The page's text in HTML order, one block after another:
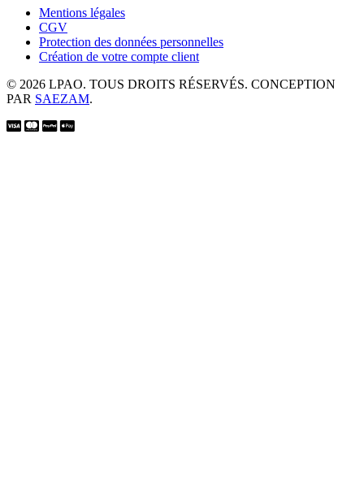
Mentions légales
CGV
Protection des données personnelles
Création de votre compte client
© 2026 LPAO. TOUS DROITS RÉSERVÉS. CONCEPTION
PAR SAEZAM.